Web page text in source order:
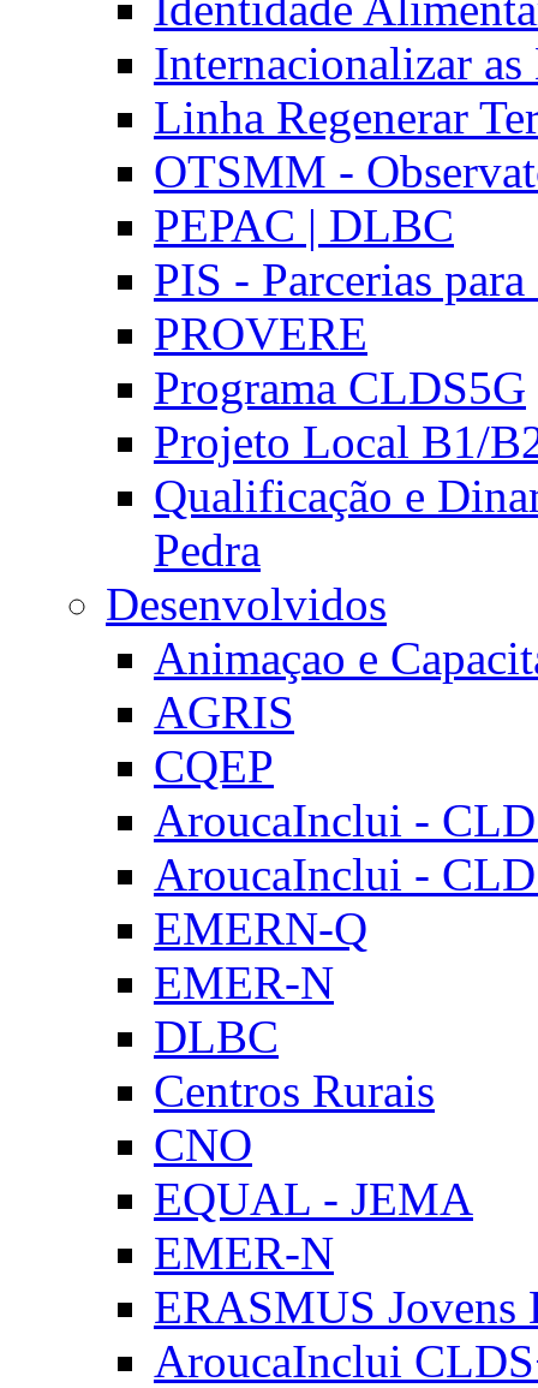
Internacionalizar
Linha Regenerar
OTSMM -
PEPAC | DLBC
PIS - Parcerias
PROVERE
Programa CLDS5G
Projeto Local B1/
Qualificação e
Pedra
Desenvolvidos
Animaçao e
AGRIS
CQEP
AroucaInclui -
AroucaInclui -
EMERN-Q
EMER-N
DLBC
Centros Rurais
CNO
EQUAL - JEMA
EMER-N
ERASMUS Jovens
AroucaInclui